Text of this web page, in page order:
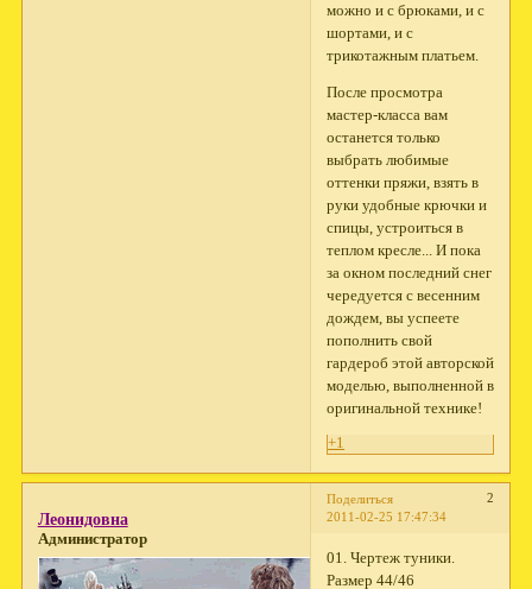
можно и с брюками, и с
шортами, и с
трикотажным платьем.
После просмотра
мастер-класса вам
останется только
выбрать любимые
оттенки пряжи, взять в
руки удобные крючки и
спицы, устроиться в
теплом кресле... И пока
за окном последний снег
чередуется с весенним
дождем, вы успеете
пополнить свой
гардероб этой авторской
моделью, выполненной в
оригинальной технике!
+1
Поделиться
2
2011-02-25 17:47:34
Леонидовна
Администратор
01. Чертеж туники.
Размер 44/46